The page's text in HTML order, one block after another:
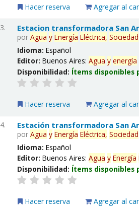
Hacer reserva Agregar al
3. Estacion transformadora San
porAgua y Energía Eléctrica, Sociedad
Idioma:Español
Editor:Buenos Aires:Agua y energía
Disponibilidad: Ítems
Hacer reserva Agregar al
4. Estación transformadora San
porAgua y Energía Eléctrica, Sociedad
Idioma:Español
Editor:Buenos Aires:Agua y Energía
Disponibilidad: Ítems
Hacer reserva Agregar al